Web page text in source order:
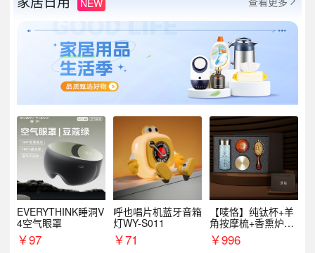
NEW
EVERYTHINK睡洞V
4空气眼罩
￥97
呼也唱片机蓝牙音箱
灯WY-S011
￥71
【唛恪】纯钛杯+羊
角按摩梳+香熏炉
+气垫梳
￥996